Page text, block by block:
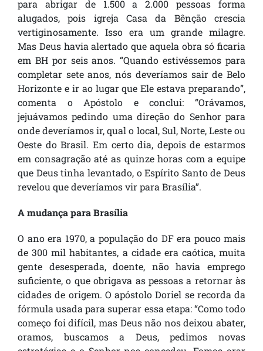
para abrigar de 1.500 a 2.000 pessoas forma
alugados, pois igreja Casa da Bênção crescia
vertiginosamente. Isso era um grande milagre.
Mas Deus havia alertado que aquela obra só ficaria
em BH por seis anos. “Quando estivéssemos para
completar sete anos, nós deveríamos sair de Belo
Horizonte e ir ao lugar que Ele estava preparando”,
comenta o Apóstolo e conclui: “Orávamos,
jejuávamos pedindo uma direção do Senhor para
onde deveríamos ir, qual o local, Sul, Norte, Leste ou
Oeste do Brasil. Em certo dia, depois de estarmos
em consagração até as quinze horas com a equipe
que Deus tinha levantado, o Espírito Santo de Deus
revelou que deveríamos vir para Brasília”.
A mudança para Brasília
O ano era 1970, a população do DF era pouco mais
de 300 mil habitantes, a cidade era caótica, muita
gente desesperada, doente, não havia emprego
suficiente, o que obrigava as pessoas a retornar às
cidades de origem. O apóstolo Doriel se recorda da
fórmula usada para superar essa etapa: “Como todo
começo foi difícil, mas Deus não nos deixou abater,
oramos, buscamos a Deus, pedimos novas